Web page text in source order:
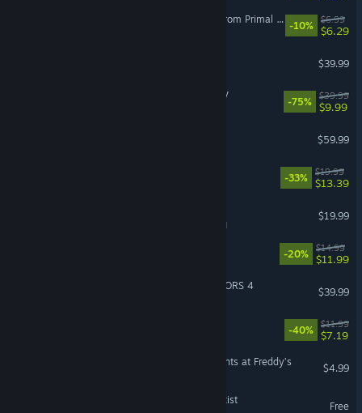
Gunfire Reborn - Echoes From Primal Grove
-10%
$6.99
$6.29
$39.99
THE KING OF FIGHTERS XV
-75%
$39.99
$9.99
$59.99
-33%
$19.99
$13.39
VR Supported
$19.99
-20%
$14.99
$11.99
ONE PIECE: PIRATE WARRIORS 4
$39.99
-40%
$11.99
$7.19
Dead by Daylight: Five Nights at Freddy’s
$4.99
Vegas Casino & Slots: Slottist
Free